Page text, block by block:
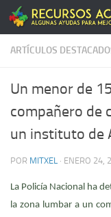
Saltar al contenido
ARTÍCULOS
Un menor de
compañero de
un instituto de
POR MITXEL · ENERO 24,
La Policía Nacional ha
la zona lumbar a un